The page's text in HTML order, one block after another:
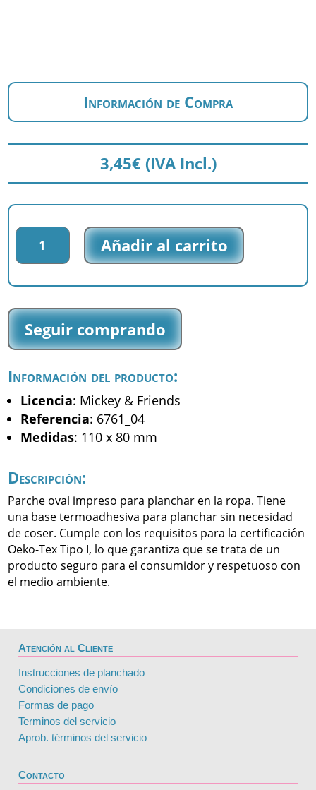
Información de Compra
3,45€ (IVA Incl.)
Parche
impreso
Mickey
&
-
Pluto
-
cantidad
Añadir al carrito
Seguir comprando
Información del producto:
Licencia: Mickey & Friends
Referencia: 6761_04
Medidas: 110 x 80 mm
Descripción:
Parche oval impreso para planchar en la ropa. Tiene
una base termoadhesiva para planchar sin necesidad
de coser. Cumple con los requisitos para la certificación
Oeko-Tex Tipo I, lo que garantiza que se trata de un
producto seguro para el consumidor y respetuoso con
el medio ambiente.
Atención al Cliente
Instrucciones de planchado
Condiciones de envío
Formas de pago
Terminos del servicio
Aprob. términos del servicio
Contacto